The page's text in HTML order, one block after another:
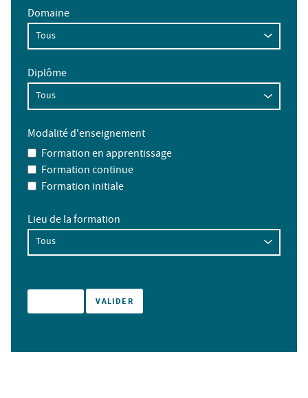
Domaine
Diplôme
Modalité d'enseignement
Formation en apprentissage
Formation continue
Formation initiale
Lieu de la formation